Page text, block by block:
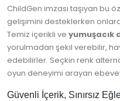
ChildGen imzası taşıyan bu
gelişimini desteklerken
Temiz içerikli ve yumuşacık
yorulmadan şekil verebilir,
edebilirler. Seçkin renk
oyun deneyimi arayan
Güvenli İçerik, Sınırsız